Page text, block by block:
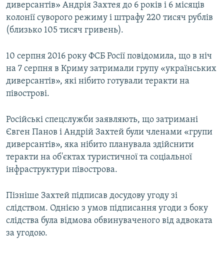
диверсантів» Андрія Захтея до 6 років і 6 місяців
колонії суворого режиму і штрафу 220 тисяч рублів
(близько 105 тисяч гривень).
10 серпня 2016 року ФСБ Росії повідомила, що в ніч
на 7 серпня в Криму затримали групу «українських
диверсантів», які нібито готували теракти на
півострові.
Російські спецслужби заявляють, що затримані
Євген Панов і Андрій Захтей були членами «групи
диверсантів», яка нібито планувала здійснити
теракти на об'єктах туристичної та соціальної
інфраструктури півострова.
Пізніше Захтей підписав досудову угоду зі
слідством. Однією з умов підписання угоди з боку
слідства була відмова обвинуваченого від адвоката
за угодою.